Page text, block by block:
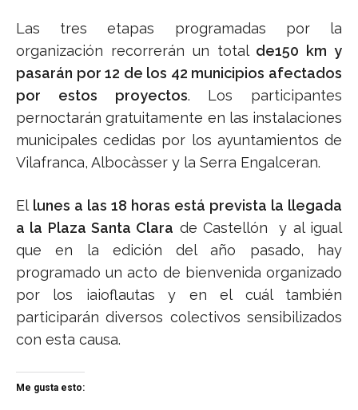
Las tres etapas programadas por la
organización recorrerán un total de150 km y
pasarán por 12 de los 42 municipios afectados
por estos proyectos. Los participantes
pernoctarán gratuitamente en las instalaciones
municipales cedidas por los ayuntamientos de
Vilafranca, Albocàsser y la Serra Engalceran.
El lunes a las 18 horas está prevista la llegada
a la Plaza Santa Clara de Castellón y al igual
que en la edición del año pasado, hay
programado un acto de bienvenida organizado
por los iaioflautas y en el cuál también
participarán diversos colectivos sensibilizados
con esta causa.
Me gusta esto: